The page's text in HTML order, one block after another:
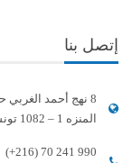
إتصل بنا
8 نهج أحمد الغربي حي المهرجان
المنزه 1 – 1082 تونس
(+216) 70 241 990